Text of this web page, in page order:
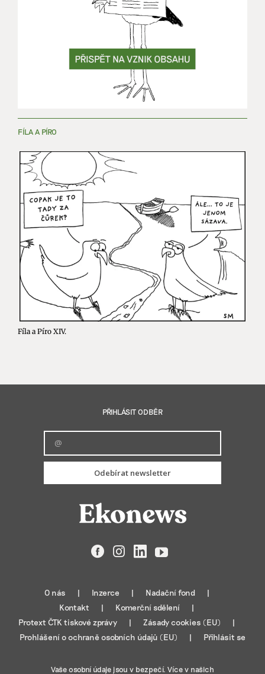
FÍLA A PÍRO
Fíla a Píro XIV.
PŘIHLÁSIT ODBĚR
Odebírat newsletter
FacebookInstagramLinkedIn
YouTube
O nás Inzerce
Nadační fond
Kontakt
Komerční sdělení
Protext ČTK tiskové zprávy
Zásady cookies (EU)
Prohlášení o ochraně osobních údajů (EU)
Přihlásit se
Vaše osobní údaje jsou v bezpečí. Více v našich